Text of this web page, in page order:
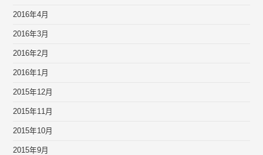
2016年4月
2016年3月
2016年2月
2016年1月
2015年12月
2015年11月
2015年10月
2015年9月